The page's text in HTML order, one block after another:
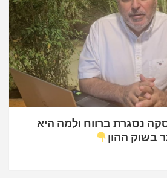
נסגרת ברווח ולמה היא
בשוק ההון